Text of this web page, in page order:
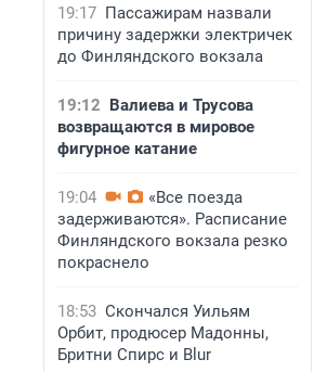
19:17 Пассажирам назвали
причину задержки электричек
до Финляндского вокзала
19:12 Валиева и Трусова
возвращаются в мировое
фигурное катание
19:04
«Все поезда
задерживаются». Расписание
Финляндского вокзала резко
покраснело
18:53 Скончался Уильям
Орбит, продюсер Мадонны,
Бритни Спирс и Blur